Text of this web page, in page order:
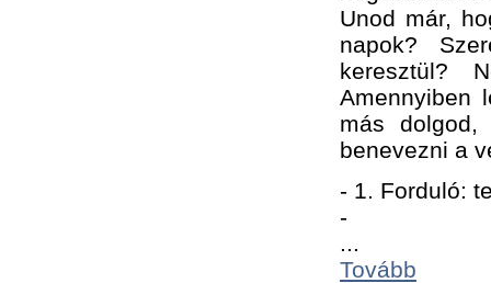
Unod már,
napok?
keresztül?
Amennyiben
más
benevezni a
- 1. Forduló:
-
...
Tovább